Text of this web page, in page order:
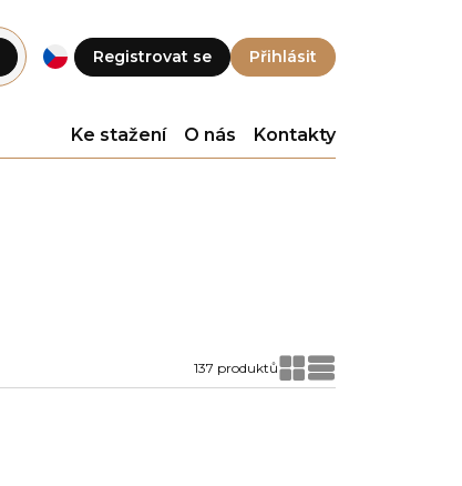
Registrovat se Přihlásit
Ke stažení O nás Kontakty
137 produktů